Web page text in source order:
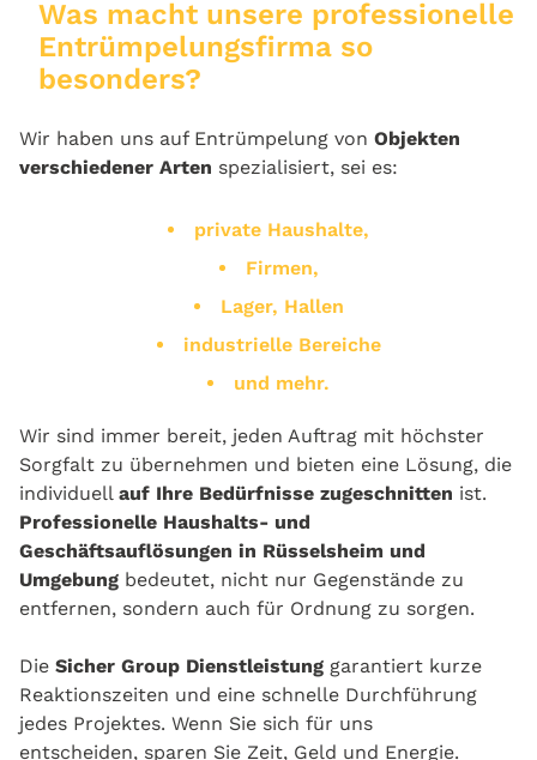
Was macht unsere professionelle
Entrümpelungsfirma so
besonders?
Wir haben uns auf Entrümpelung von Objekten
verschiedener Arten spezialisiert, sei es:
private Haushalte,
Firmen,
Lager, Hallen
industrielle Bereiche
und mehr.
Wir sind immer bereit, jeden Auftrag mit höchster
Sorgfalt zu übernehmen und bieten eine Lösung, die
individuell auf Ihre Bedürfnisse zugeschnitten ist.
Professionelle Haushalts- und
Geschäftsauflösungen in Rüsselsheim und
Umgebung bedeutet, nicht nur Gegenstände zu
entfernen, sondern auch für Ordnung zu sorgen.
Die Sicher Group Dienstleistung garantiert kurze
Reaktionszeiten und eine schnelle Durchführung
jedes Projektes. Wenn Sie sich für uns
entscheiden, sparen Sie Zeit, Geld und Energie.